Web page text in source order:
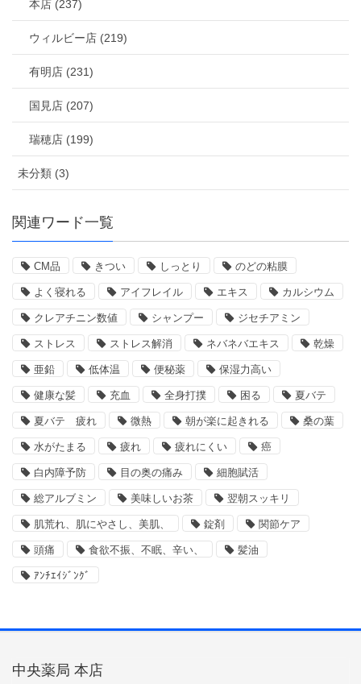
本店 (237)
ウィルビー店 (219)
有明店 (231)
国見店 (207)
瑞穂店 (199)
未分類 (3)
関連ワード一覧
CM品 きつい しっとり のどの粘膜
よく寝れる アイフレイル エキス カルシウム
クレアチニン数値 シャンプー ジセチアミン
ストレス ストレス解消 ネバネバエキス 乾燥
亜鉛 低体温 便秘薬 保湿力高い
健康な髪 充血 全身打撲 困る 夏バテ
夏バテ 疲れ 微熱 朝が楽に起きれる 桑の葉
水がたまる 疲れ 疲れにくい 癌
白内障予防 目の奥の痛み 細胞賦活
総アルブミン 美味しいお茶 翌朝スッキリ
肌荒れ、肌にやさし、美肌、 錠剤 関節ケア
頭痛 食欲不振、不眠、辛い、 髪油
ｱﾝﾁｴｲｼﾞﾝｸﾞ
中央薬局 本店